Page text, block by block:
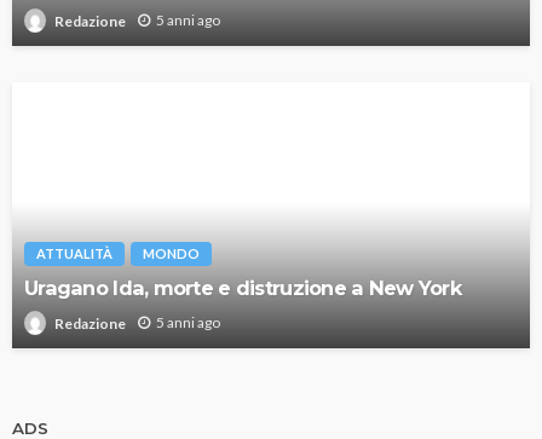
Redazione 5 anni ago
ATTUALITÀ MONDO
Uragano Ida, morte e distruzione a New York
Redazione 5 anni ago
ADS